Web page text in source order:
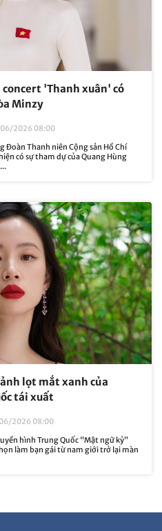
'Thanh xuân' có
Minzy
2026 08:00
Đoàn Thanh niên Cộng sản Hồ Chí
có sự tham dự của Quang Hùng
lọt mắt xanh của
tái xuất
2026 08:00
hình Trung Quốc “Mật ngữ kỷ”
làm bạn gái từ nam giới trở lại màn